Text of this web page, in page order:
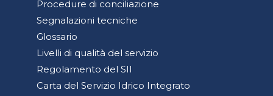
Procedure di conciliazione
Segnalazioni tecniche
Glossario
Livelli di qualità del servizio
Regolamento del SII
Carta del Servizio Idrico Integrato